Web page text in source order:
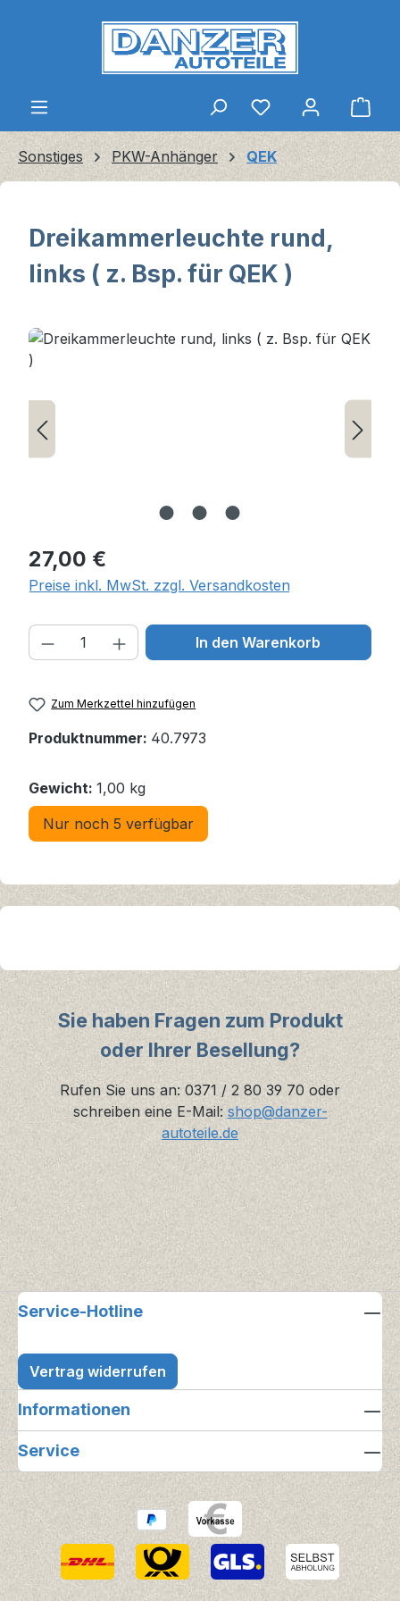
Zum Hauptinhalt springen
Sonstiges PKW-Anhänger QEK
Dreikammerleuchte rund,
links ( z. Bsp. für QEK )
Bildergalerie überspringen
Regulärer Preis:
27,00 €
Preise inkl. MwSt. zzgl. Versandkosten
Produkt Anzahl: Gib den
In den Warenkorb
Zum Merkzettel hinzufügen
Produktnummer: 40.7973
Gewicht: 1,00 kg
Nur noch 5 verfügbar
Sie haben Fragen zum Produkt
oder Ihrer Besellung?
Rufen Sie uns an: 0371 / 2 80 39 70 oder
schreiben eine E-Mail: shop@danzer-
autoteile.de
Service-Hotline
Vertrag widerrufen
Informationen
Service